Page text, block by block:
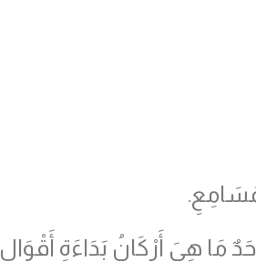
مَا هِيَ أَرْكَانُ بَدَاءَةِ أَقْوَالِ